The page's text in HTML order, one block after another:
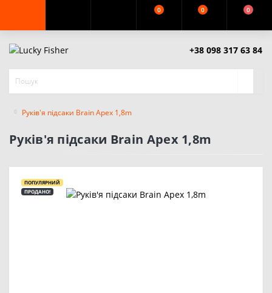
0 0 0
+38 098 317 63 84
Руків'я підсаки Brain Apex 1,8m
Руків'я підсаки Brain Apex 1,8m
ПОПУЛЯРНИЙ
ПРОДАНО!